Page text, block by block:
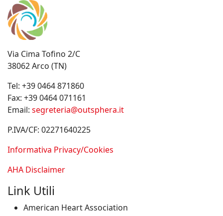
Via Cima Tofino 2/C
38062 Arco (TN)
Tel: +39 0464 871860
Fax: +39 0464 071161
Email: segreteria@outsphera.it
P.IVA/CF: 02271640225
Informativa Privacy/Cookies
AHA Disclaimer
Link Utili
American Heart Association